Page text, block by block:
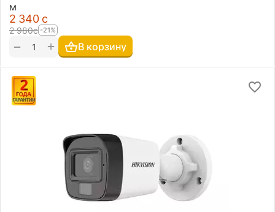
м
2 340 с
2 980с -21%
+
− В корзину